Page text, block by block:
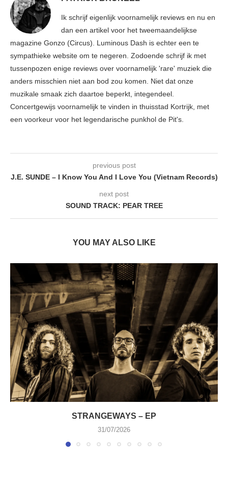
Ik schrijf eigenlijk voornamelijk reviews en nu en
dan een artikel voor het tweemaandelijkse
magazine Gonzo (Circus). Luminous Dash is echter een te
sympathieke website om te negeren. Zodoende schrijf ik met
tussenpozen enige reviews over voornamelijk 'rare' muziek die
anders misschien niet aan bod zou komen. Niet dat onze
muzikale smaak zich daartoe beperkt, integendeel.
Concertgewijs voornamelijk te vinden in thuisstad Kortrijk, met
een voorkeur voor het legendarische punkhol de Pit's.
previous post
J.E. SUNDE – I Know You And I Love You (Vietnam Records)
next post
SOUND TRACK: PEAR TREE
YOU MAY ALSO LIKE
STRANGEWAYS – EP
31/07/2026